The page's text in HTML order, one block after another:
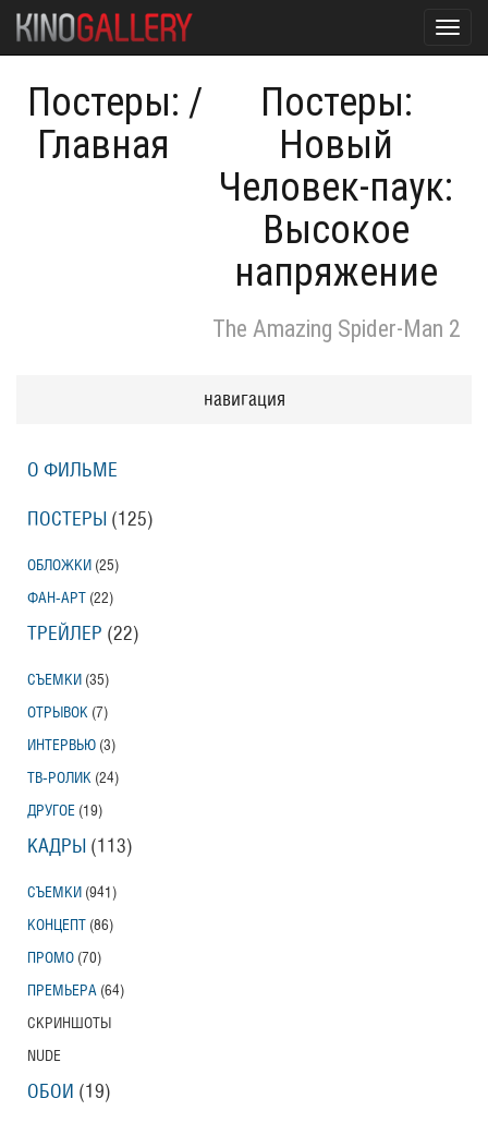
Постеры:
Главная
/
Постеры:
Новый
Человек-паук:
Высокое
напряжение
The Amazing Spider-Man 2
навигация
О ФИЛЬМЕ
ПОСТЕРЫ (125)
ОБЛОЖКИ (25)
ФАН-АРТ (22)
ТРЕЙЛЕР (22)
СЪЕМКИ (35)
ОТРЫВОК (7)
ИНТЕРВЬЮ (3)
ТВ-РОЛИК (24)
ДРУГОЕ (19)
КАДРЫ (113)
СЪЕМКИ (941)
КОНЦЕПТ (86)
ПРОМО (70)
ПРЕМЬЕРА (64)
СКРИНШОТЫ
NUDE
ОБОИ (19)